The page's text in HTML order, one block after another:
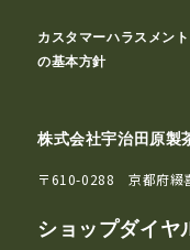
カスタマーハラスメン
の基本方針
株式会社宇治田原製
〒610-0288 京都府綴
ショップダイヤ